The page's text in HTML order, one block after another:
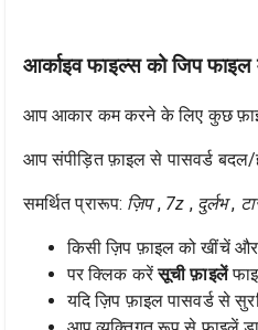
आर्काइव फाइल्स को जिप
आप आकार कम करने के लिए कुछ
आप संपीड़ित फ़ाइल से पासवर्ड
समर्थित प्रारूप: ज़िप,7z ,दुर्लभ,
किसी ज़िप फ़ाइल को खींचें
पर क्लिक करेंसूची फ़ाइलें
यदि ज़िप फ़ाइल पासवर्ड से